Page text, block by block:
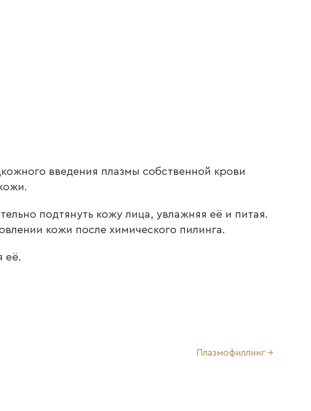
введения плазмы собственной крови
подтянуть кожу лица, увлажняя её и питая.
кожи после химического пилинга.
её.
Плазмофиллинг